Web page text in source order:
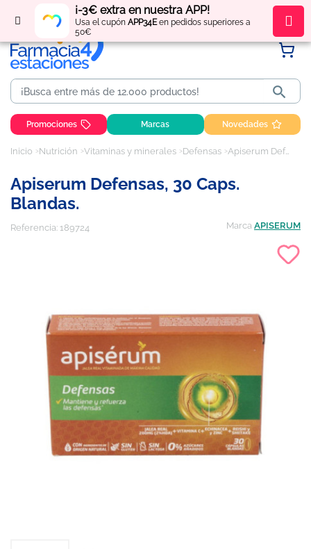
¡-3€ extra en nuestra APP!
Usa el cupón APP34Een pedidos superiores a
50€
Regístratey obténpuntos por tus compras

Promociones Marcas Novedades
Inicio Nutrición Vitaminas y minerales Defensas Apiserum Defensas, 30 Caps. Blandas.
Apiserum Defensas, 30 Caps.
Blandas.
Referencia: 189724 Marca APISERUM